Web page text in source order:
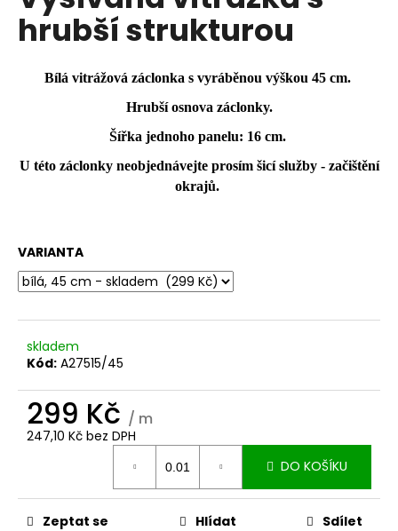
0,0
hvězdiček.
hrubší strukturou
Bílá vitrážová záclonka s vyráběnou výškou 45 cm.
Hrubší osnova záclonky.
Šířka jednoho panelu: 16 cm.
U této záclonky neobjednávejte prosím šicí služby - začištění
okrajů.
VARIANTA
skladem
Kód: A27515/45
299 Kč / m
247,10 Kč bez DPH
DO KOŠÍKU
Zeptat se Hlídat Sdílet
a
j
D
p
o
u
e